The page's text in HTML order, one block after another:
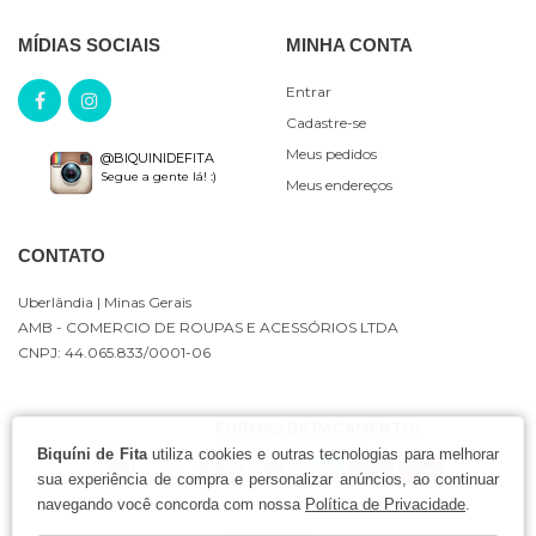
Biquíni de Fitautiliza cookies e outras tecnologias para melhorar
sua experiência de compra e personalizar anúncios, ao continuar
navegando você concorda com nossa Política de Privacidade.
MÍDIAS SOCIAIS
@BIQUINIDEFITA
Segue a gente lá! :)
MINHA CONTA
Entrar
Cadastre-se
Meus pedidos
Meus endereços
CONTATO
Uberlândia | Minas Gerais
AMB - COMERCIO DE ROUPAS E ACESSÓRIOS LTDA
CNPJ: 44.065.833/0001-06